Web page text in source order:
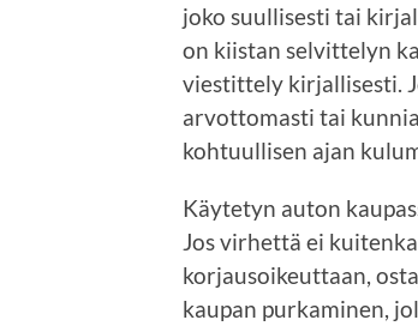
joko suullisesti tai
on kiistan selvittelyn
viestittely kirjallisesti.
arvottomasti tai
kohtuullisen ajan
Käytetyn auton
Jos virhettä ei
korjausoikeuttaan,
kaupan purkaminen,